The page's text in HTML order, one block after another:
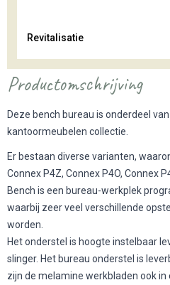
Revitalisatie
Productomschrijving
Deze bench bureau is onderdeel
kantoormeubelen collectie.
Er bestaan diverse varianten,
Connex P4Z, Connex P4O, Connex
Bench is een bureau-werkplek
waarbij zeer veel verschillende
worden.
Het onderstel is hoogte instelbaar
slinger. Het bureau onderstel is
zijn de melamine werkbladen ook in